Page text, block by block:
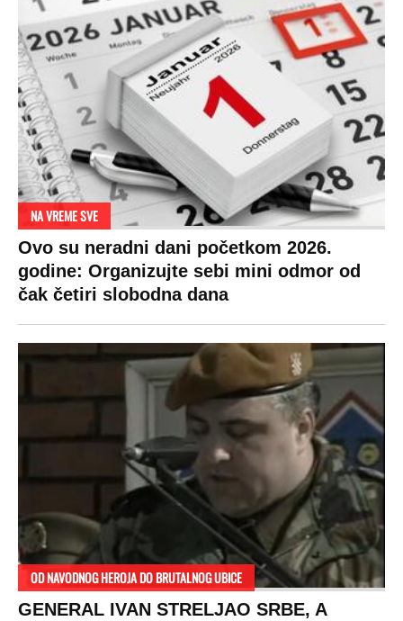
NA VREME SVE
Ovo su neradni dani početkom 2026.
godine: Organizujte sebi mini odmor od
čak četiri slobodna dana
OD NAVODNOG HEROJA DO BRUTALNOG UBICE
GENERAL IVAN STRELJAO SRBE, A